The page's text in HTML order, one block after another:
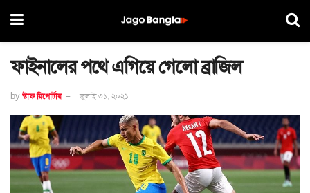
ফাইনালের পথে এগিয়ে গেলো ব্রাজিল
by স্টাফ রিপোর্টার জুলাই ৩১, ২০২১